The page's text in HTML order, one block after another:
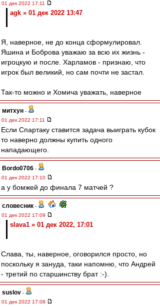
01 дек 2022 17:11
agk » 01 дек 2022 13:47
Я, наверное, не до конца сформулировал.
Яшина и Боброва уважаю за всю их жизнь -
игроцкую и после. Харламов - признаю, что
игрок был великий, но сам почти не застал.
Так-то можно и Хомича уважать, наверное
митхун -
01 дек 2022 17:11
Если Спартаку ставится задача выиграть кубок
то наверно должны купить одного
нападающего.
Bordo0706 -
01 дек 2022 17:10
а у бомжей до финала 7 матчей ?
словесник -
01 дек 2022 17:09
slava1 » 01 дек 2022, 17:01
Слава, ты, наверное, оговорился просто, но
поскольку я зануда, таки напомню, что Андрей
- третий по старшинству брат :-).
suslov -
01 дек 2022 17:08